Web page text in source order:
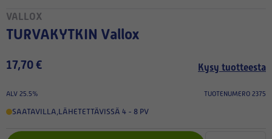
VALLOX
TURVAKYTKIN Vallox
17,70 € Kysy tuotteesta
ALV 25.5% TUOTENUMERO 2375
SAATAVILLA LÄHETETTÄVISSÄ 4 - 8 PV